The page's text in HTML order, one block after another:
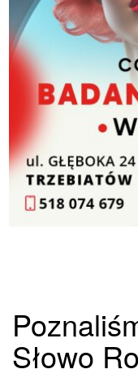
Słowo